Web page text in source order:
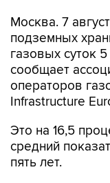
Москва. 7
подземных
газовых суток
сообщает
операторов
Infrastructure
Это на 16,5
средний
пять лет.